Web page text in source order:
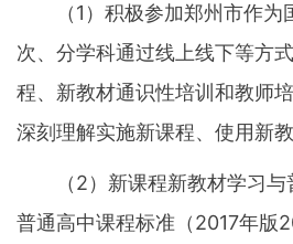
（1）积极参加郑州市作
次、分学科通过线上线下等方
程、新教材通识性培训和教师
深刻理解实施新课程、使用新
（2）新课程新教材学习
普通高中课程标准（2017年版